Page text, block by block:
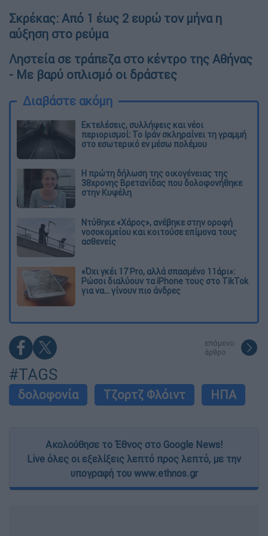
Σκρέκας: Από 1 έως 2 ευρώ τον μήνα η
αύξηση στο ρεύμα
Ληστεία σε τράπεζα στο κέντρο της Αθήνας
- Με βαρύ οπλισμό οι δράστες
Διαβάστε ακόμη
Εκτελέσεις, συλλήψεις και νέοι
περιορισμοί: Το Ιράν σκληραίνει τη γραμμή
στο εσωτερικό εν μέσω πολέμου
Η πρώτη δήλωση της οικογένειας της
38χρονης Βρετανίδας που δολοφονήθηκε
στην Κυψέλη
Ντύθηκε «Χάρος», ανέβηκε στην οροφή
νοσοκομείου και κοιτούσε επίμονα τους
ασθενείς
«Όχι γκέι 17 Pro, αλλά σπασμένο 11άρι»:
Ρώσοι διαλύουν τα iPhone τους στο TikTok
για να... γίνουν πιο άνδρες
επόμενο
άρθρο
#TAGS
δολοφονία Τζορτζ Φλόιντ ΗΠΑ
Ακολούθησε το Έθνος στο Google News!
Live όλες οι εξελίξεις λεπτό προς λεπτό, με την
υπογραφή του www.ethnos.gr